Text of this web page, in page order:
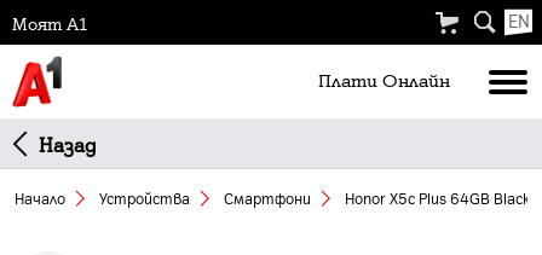
Моят А1 EN
Плати Oнлайн
Назад
Начало Устройства Смартфони Honor X5c Plus 64GB Black